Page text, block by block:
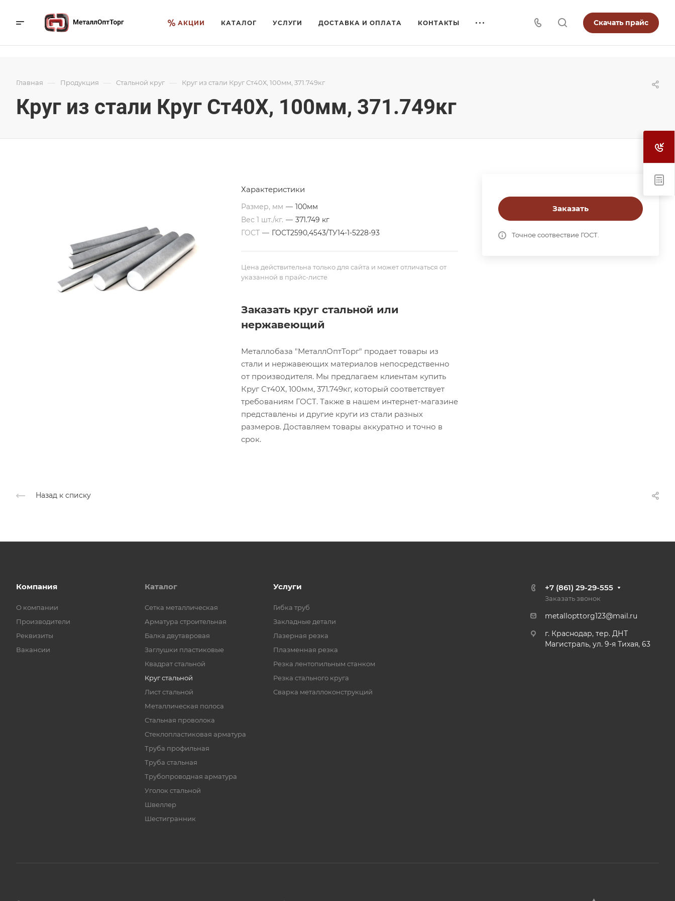
АКЦИИ КАТАЛОГ УСЛУГИ ДОСТАВКА И ОПЛАТА КОНТАКТЫ Скачать прайс
Главная — Продукция — Стальной круг — Круг из стали Круг Ст40Х, 100мм, 371.749кг
Круг из стали Круг Ст40Х, 100мм, 371.749кг
Заказать
Точное соотвествие ГОСТ.
Характеристики
Размер, мм — 100мм
Вес 1 шт./кг. — 371.749 кг
ГОСТ — ГОСТ2590,4543/ТУ14-1-5228-93
Цена действительна только для сайта и может отличаться от
указанной в прайс-листе
Заказать круг стальной или
нержавеющий
Металлобаза "МеталлОптТорг" продает товары из
стали и нержавеющих материалов непосредственно
от производителя. Мы предлагаем клиентам купить
Круг Ст40Х, 100мм, 371.749кг, который соответствует
требованиям ГОСТ. Также в нашем интернет-магазине
представлены и другие круги из стали разных
размеров. Доставляем товары аккуратно и точно в
срок.
Назад к списку
Компания
О компании
Производители
Реквизиты
Вакансии
Каталог
Cетка металлическая
Арматура строительная
Балка двутавровая
Заглушки пластиковые
Квадрат стальной
Круг стальной
Лист стальной
Металлическая полоса
Стальная проволока
Стеклопластиковая арматура
Труба профильная
Труба стальная
Трубопроводная арматура
Уголок стальной
Швеллер
Шестигранник
Услуги
Гибка труб
Закладные детали
Лазерная резка
Плазменная резка
Резка лентопильным станком
Резка стального круга
Сварка металлоконструкций
+7 (861) 29-29-555
Заказать звонок
metallopttorg123@mail.ru
г. Краснодар, тер. ДНТ
Магистраль, ул. 9-я Тихая, 63